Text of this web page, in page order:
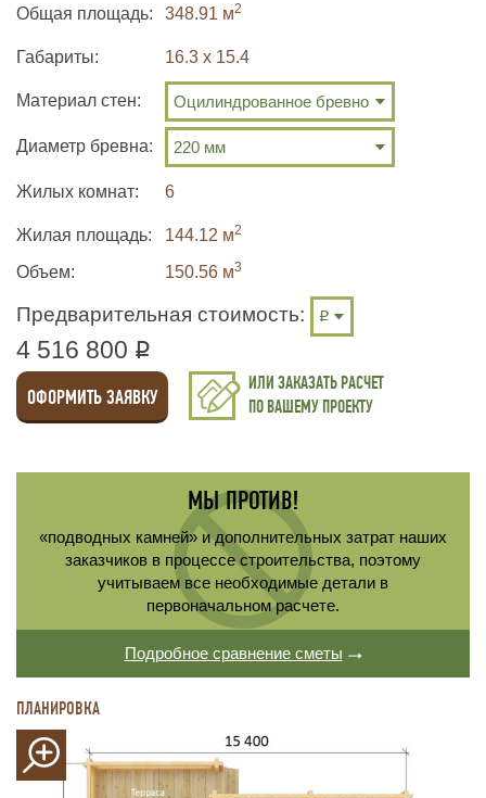
Общая площадь 348.91 м2
Габариты 16.3 х 15.4
Материал стен:
Диаметр бревна:
Жилых комнат 6
Жилая площадь 144.12 м2
Объем: 150.56 м3
Предварительная стоимость:
4 516 800 q
ОФОРМИТЬ ЗАЯВКУ
ИЛИ ЗАКАЗАТЬ РАСЧЕТ
ПО ВАШЕМУ ПРОЕКТУ
МЫ ПРОТИВ!
«подводных камней» и дополнительных затрат наших
заказчиков в процессе строительства, поэтому
учитываем все необходимые детали в
первоначальном расчете.
Подробное сравнение сметы
ПЛАНИРОВКА